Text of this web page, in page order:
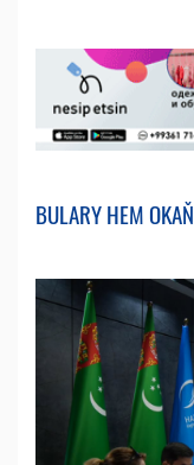
BULARY HEM OKAŇ